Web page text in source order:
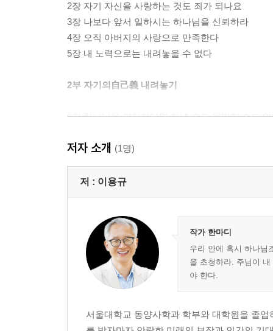
2장 자기 자신을 사랑하는 것도 죄가 되나요
3장 나보다 앞서 일하시는 하나님을 신뢰하라
4장 오직 아버지의 사랑으로 만족한다
5장 내 노력으로는 내려놓을 수 없다
2부 자기의自己義 내려놓기
6장 하나님을 의지한다면 화낼 수도 원망할 수도
8장 고통당한다고 하나님을 헤아리겠는가
9장 하나님은 일의 성과가 아니라 마음을 원하신다
10장 인생 계획의 모든 결정을 맡기는 더 내려놓음
11장 전적 의존자의 삶을 향한 더 내려놓음
12장 아버지의 사랑을 만끽하는 더 내려놓음
13장 더 내려놓기 위한 온전한 내려놓음
에필로그
저자 소개 (1명)
저 : 이용규
작가 한마디
우리 안에 혹시 하나님
을 초청하라. 주님이
야 한다.
서울대학교 동양사학과 학부와 대학원을 졸